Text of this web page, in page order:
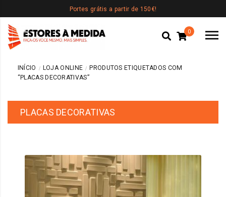
Portes grátis a partir de 150€!
0
INÍCIO LOJA ONLINE
PRODUTOS ETIQUETADOS COM
“PLACAS DECORATIVAS”
PLACAS DECORATIVAS